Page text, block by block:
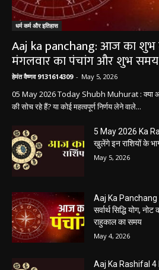
धर्म कर्म और इतिहास
Aaj ka panchang: आज का शुभ
मंगलवार का पंचांग और शुभ समय
हेमंत वैष्णव 9131614309 May 5, 2026
की सोच रहे हैं? या कोई महत्वपूर्ण निर्णय लेने वाले...
5 May 2026 Ka
Aaj Ka Panchang
सर्वार्थ सिद्धि योग,
May 4, 2026